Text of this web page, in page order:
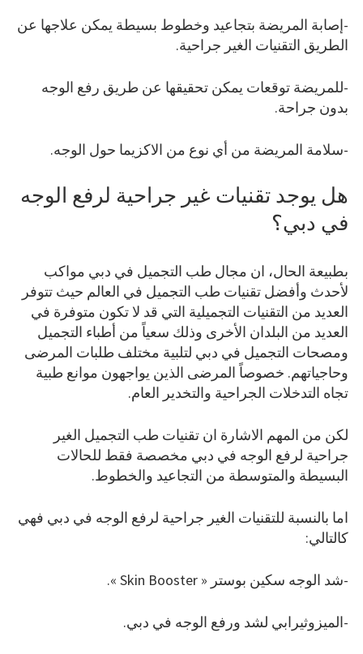
-إصابة المريضة بتجاعيد وخطوط بسيطة يمكن علاجها عن
الطريق التقنيات الغير جراحية.
-للمريضة توقعات يمكن تحقيقها عن طريق رفع الوجه
بدون جراحة.
-سلامة المريضة من أي نوع من الاكزيما حول الوجه.
هل يوجد تقنيات غير جراحية لرفع الوجه
في دبي؟
بطبيعة الحال، ان مجال طب التجميل في دبي مواكب
لأحدث وأفضل تقنيات طب التجميل في العالم حيث تتوفر
العديد من التقنيات التجميلية التي قد لا تكون متوفرة في
العديد من البلدان الأخرى وذلك سعياً من أطباء التجميل
ومصحات التجميل في دبي لتلبية مختلف طلبات المرضى
وحاجياتهم. خصوصاً المرضى الذين يواجهون موانع طبية
تجاه التدخلات الجراحية والتخدير العام.
لكن من المهم الاشارة ان تقنيات طب التجميل الغير
جراحية لرفع الوجه في دبي مخصصة فقط للحالات
البسيطة والمتوسطة من التجاعيد والخطوط.
اما بالنسبة للتقنيات الغير جراحية لرفع الوجه في دبي فهي
كالتالي:
-شد الوجه سكين بوستر « Skin Booster ».
-الميزوثيرابي لشد ورفع الوجه في دبي.